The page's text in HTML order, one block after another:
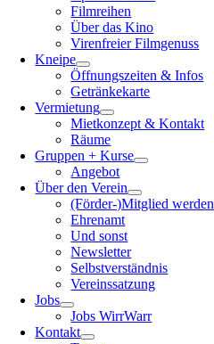
Filmreihen
Über das Kino
Virenfreier Filmgenuss
Kneipe
Öffnungszeiten & Infos
Getränkekarte
Vermietung
Mietkonzept & Kontakt
Räume
Gruppen + Kurse
Angebot
Über den Verein
(Förder-)Mitglied werden
Ehrenamt
Und sonst
Newsletter
Selbstverständnis
Vereinssatzung
Jobs
Jobs WirrWarr
Kontakt